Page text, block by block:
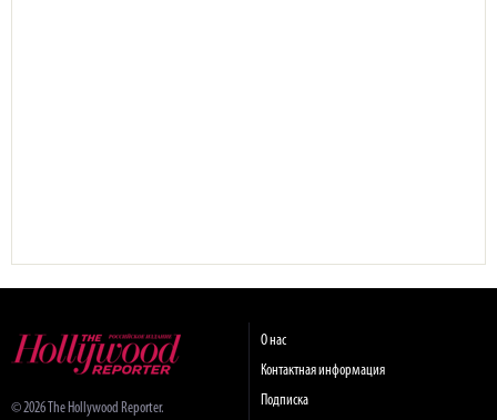
© 2026 The Hollywood Reporter.
О нас
Контактная информация
Подписка